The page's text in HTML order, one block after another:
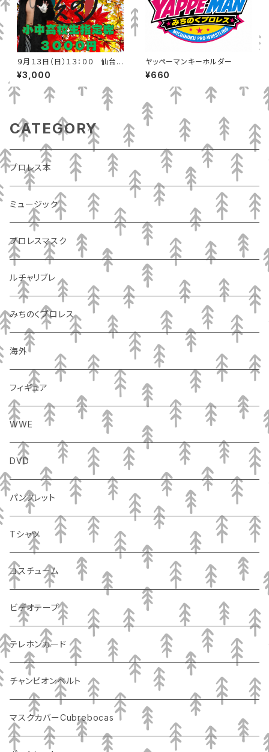
９月１３日（日）１３：００ 仙台
市泉区ヒルズホテルみちのくホ
ール 小中高校生
¥3,000
ヤッペーマンキーホルダー
¥660
CATEGORY
プロレス本
ミュージック
プロレスマスク
ルチャリブレ
みちのくプロレス
海外
フィギュア
WWE
DVD
パンフレット
Tシャツ
コスチューム
ビデオテープ
テレホンカード
チャンピオンベルト
マスクカバーCubrebocas